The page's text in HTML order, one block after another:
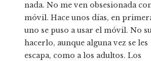
nada. No me ven obsesionada
móvil. Hace unos días, en
uno se puso a usar el móvil. No
hacerlo, aunque alguna vez se les
escapa, como a los adultos. Los